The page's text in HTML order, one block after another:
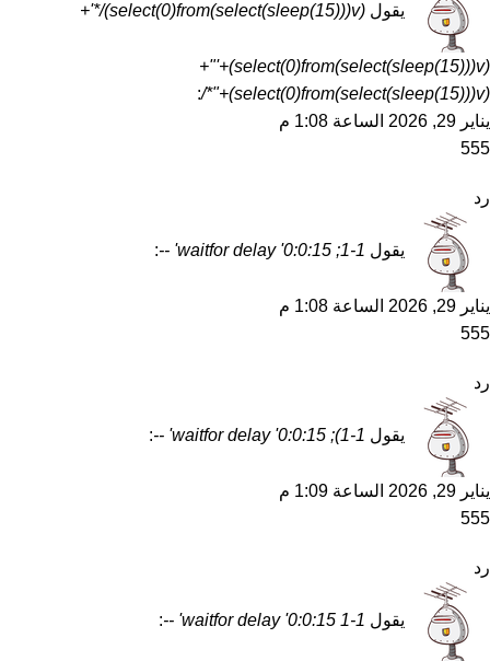
يقول (select(0)from(select(sleep(15)))v)/*'+
(select(0)from(select(sleep(15)))v)+'"+
(select(0)from(select(sleep(15)))v)+"*/
:
يناير 29, 2026 الساعة 1:08 م
555
رد
يقول 1-1; waitfor delay '0:0:15' --
:
يناير 29, 2026 الساعة 1:08 م
555
رد
يقول 1-1); waitfor delay '0:0:15' --
:
يناير 29, 2026 الساعة 1:09 م
555
رد
يقول 1-1 waitfor delay '0:0:15' --
: